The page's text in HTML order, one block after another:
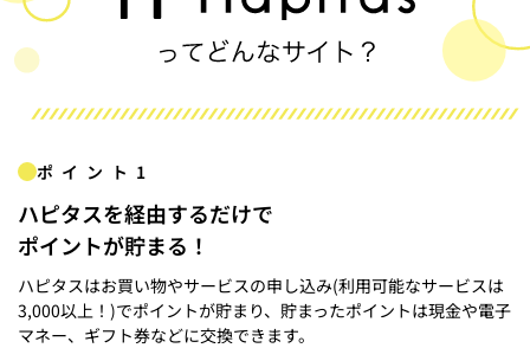
ポイント1
ハピタスを経由するだけで
ポイントが貯まる！
ハピタスはお買い物やサービスの申し込み(利用可能なサービスは
3,000以上！)でポイントが貯まり、貯まったポイントは現金や電子
マネー、ギフト券などに交換できます。